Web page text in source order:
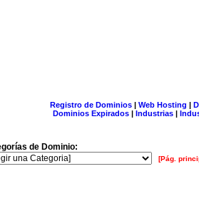
Registro de Dominios| Web Hosting |
Dominios Expirados | Industrias |
de Dominio:
[Pág.